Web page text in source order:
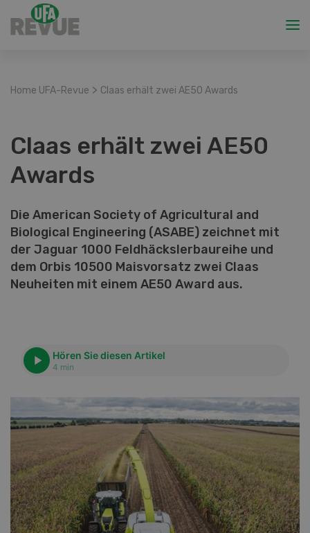
Home UFA-Revue > Claas erhält zwei AE50 Awards
Claas erhält zwei AE50
Awards
Die American Society of Agricultural and
Biological Engineering (ASABE) zeichnet mit
der Jaguar 1000 Feldhäckslerbaureihe und
dem Orbis 10500 Maisvorsatz zwei Claas
Neuheiten mit einem AE50 Award aus.
Hören Sie diesen Artikel
4 min